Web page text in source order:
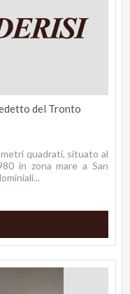
del Tronto
quadrati, situato al
in zona mare a San